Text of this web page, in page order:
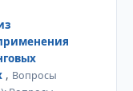
, Вопросы